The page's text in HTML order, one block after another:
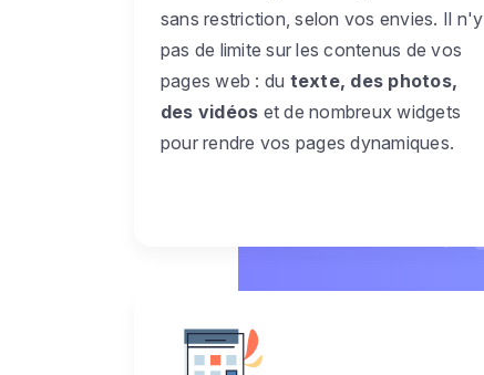
sans restriction, selon vos envies. Il n'y
pas de limite sur les contenus de vos
pages web : du texte, des photos,
des vidéos et de nombreux widgets
pour rendre vos pages dynamiques.